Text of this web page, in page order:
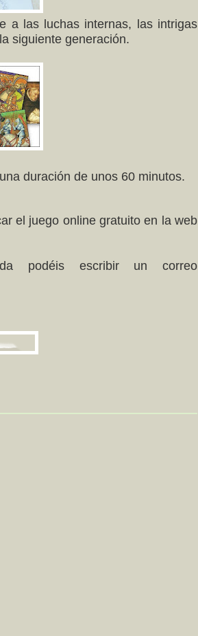
a las luchas internas, las intrigas
siguiente generación.
duración de unos 60 minutos.
el juego online gratuito en la web
podéis escribir un correo